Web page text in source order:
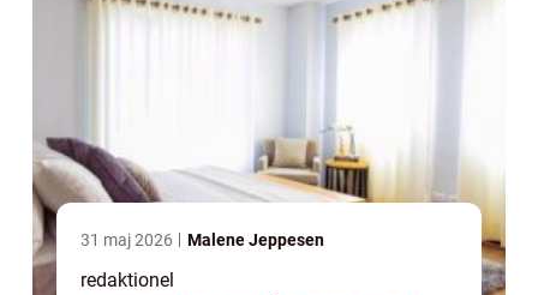
31 maj 2026 Malene Jeppesen
redaktionel